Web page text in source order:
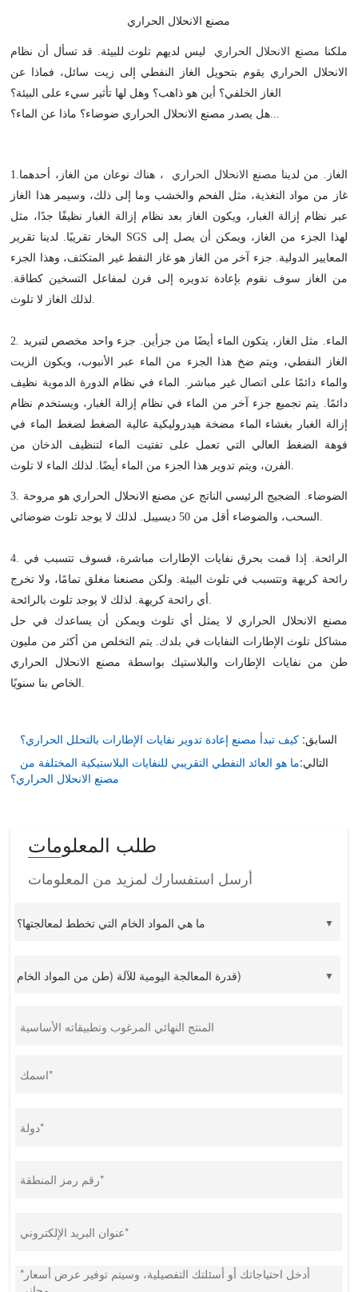
مصنع الانحلال الحراري
ملكنا مصنع الانحلال الحراري
ليس لديهم تلوث للبيئة. قد تسأل أن نظام
الانحلال الحراري يقوم بتحويل الغاز النفطي إلى زيت سائل، فماذا عن
الغاز الخلفي؟ أين هو ذاهب؟ وهل لها تأثير سيء على البيئة؟
1.الغاز. من لدينا مصنع الانحلال الحراري
، هناك نوعان من الغاز، أحدهما
غاز من مواد التغذية، مثل الفحم والخشب وما إلى ذلك، وسيمر هذا الغاز
عبر نظام إزالة الغبار، ويكون الغاز بعد نظام إزالة الغبار نظيفًا جدًا، مثل
البخار تقريبًا. لدينا تقرير SGS لهذا الجزء من الغاز، ويمكن أن يصل إلى
المعايير الدولية. جزء آخر من الغاز هو غاز النفط غير المتكثف، وهذا الجزء
من الغاز سوف نقوم بإعادة تدويره إلى فرن لمفاعل التسخين كطاقة.
2. الماء. مثل الغاز، يتكون الماء أيضًا من جزأين. جزء واحد مخصص لتبريد
الغاز النفطي، ويتم ضخ هذا الجزء من الماء عبر الأنبوب، ويكون الزيت
والماء دائمًا على اتصال غير مباشر. الماء في نظام الدورة الدموية نظيف
دائمًا. يتم تجميع جزء آخر من الماء في نظام إزالة الغبار، ويستخدم نظام
إزالة الغبار بغشاء الماء مضخة هيدروليكية عالية الضغط لضغط الماء في
فوهة الضغط العالي التي تعمل على تفتيت الماء لتنظيف الدخان من
3. الضوضاء. الضجيج الرئيسي الناتج عن مصنع الانحلال الحراري هو مروحة
4. الرائحة. إذا قمت بحرق نفايات الإطارات مباشرة، فسوف تتسبب في
رائحة كريهة وتتسبب في تلوث البيئة. ولكن مصنعنا مغلق تمامًا، ولا تخرج
مصنع الانحلال الحراري لا يمثل أي تلوث ويمكن أن يساعدك في حل
مشاكل تلوث الإطارات النفايات في بلدك. يتم التخلص من أكثر من مليون
طن من نفايات الإطارات والبلاستيك بواسطة مصنع الانحلال الحراري
السابق:
التالي:ما هو العائد النفطي التقريبي للنفايات البلاستيكية المختلفة من
طلب المعلومات
أرسل استفسارك لمزيد من المعلومات